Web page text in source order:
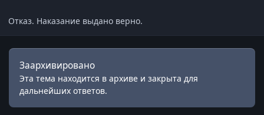
Отказ. Наказание выдано верно.
Заархивировано
Эта тема находится в архиве и закрыта для
дальнейших ответов.